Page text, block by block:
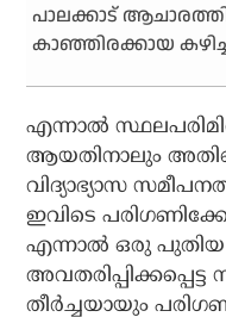
പാലക്കാട്
കാഞ്ഞിരക്കായ
എന്നാൽ
ആയതിനാലും
വിദ്യാഭ്യാസ
ഇവിടെ
എന്നാൽ ഒരു പുതിയ
തീർച്ചയായും